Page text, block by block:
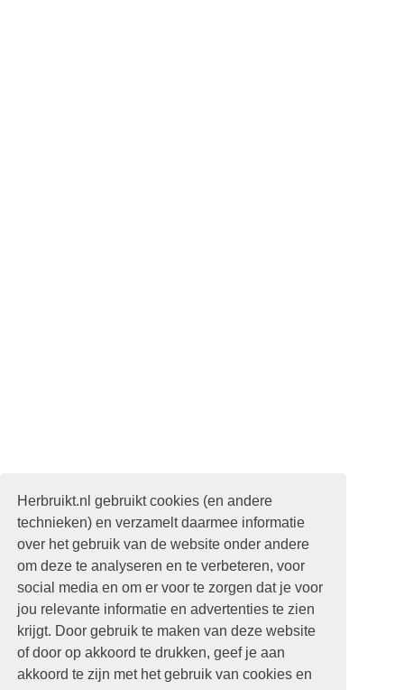
Herbruikt.nl gebruikt cookies (en andere
technieken) en verzamelt daarmee informatie
over het gebruik van de website onder andere
om deze te analyseren en te verbeteren, voor
social media en om er voor te zorgen dat je voor
jou relevante informatie en advertenties te zien
krijgt. Door gebruik te maken van deze website
of door op akkoord te drukken, geef je aan
akkoord te zijn met het gebruik van cookies en